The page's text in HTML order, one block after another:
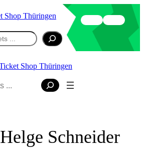
Helge Schneider